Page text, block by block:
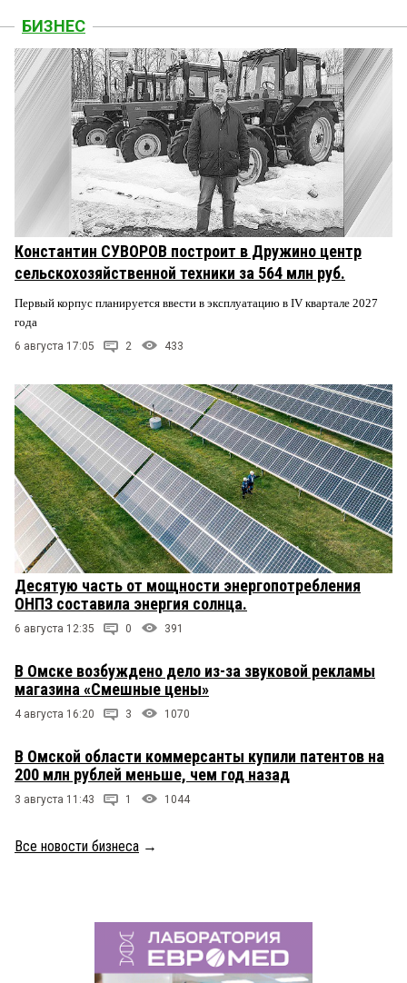
БИЗНЕС
Константин СУВОРОВ построит в Дружино центр
сельскохозяйственной техники за 564 млн руб.
Первый корпус планируется ввести в эксплуатацию в IV квартале 2027
года
6 августа 17:05 2 433
Десятую часть от мощности энергопотребления
ОНПЗ составила энергия солнца.
6 августа 12:35 0 391
В Омске возбуждено дело из-за звуковой рекламы
магазина «Смешные цены»
4 августа 16:20 3 1070
В Омской области коммерсанты купили патентов на
200 млн рублей меньше, чем год назад
3 августа 11:43 1 1044
Все новости бизнеса →